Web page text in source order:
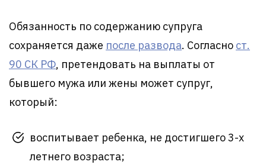
Обязанность по содержанию супруга
сохраняется даже после развода. Согласно ст.
90 СК РФ, претендовать на выплаты от
бывшего мужа или жены может супруг,
который:
воспитывает ребенка, не достигшего 3-х
летнего возраста;